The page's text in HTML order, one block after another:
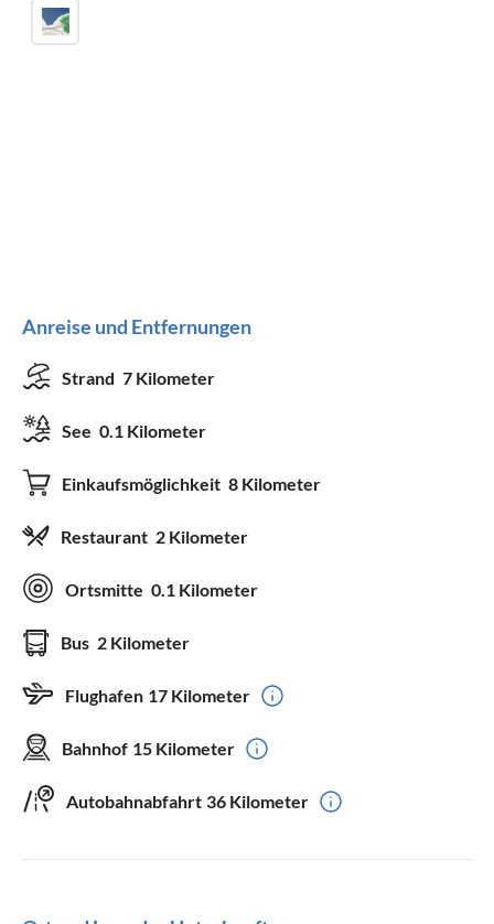
Anreise und Entfernungen
Strand 7 Kilometer
See 0.1 Kilometer
Einkaufsmöglichkeit 8 Kilometer
Restaurant 2 Kilometer
Ortsmitte 0.1 Kilometer
Bus 2 Kilometer
Flughafen 17 Kilometer
Bahnhof 15 Kilometer
Autobahnabfahrt 36 Kilometer